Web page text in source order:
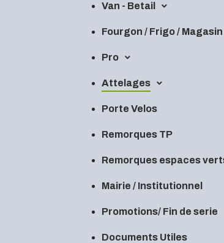
Van - Betail
Fourgon / Frigo / Magasin
Pro
Attelages
Porte Velos
Remorques TP
Remorques espaces
Mairie / Institutionnel
Promotions/ Fin de serie
Documents Utiles